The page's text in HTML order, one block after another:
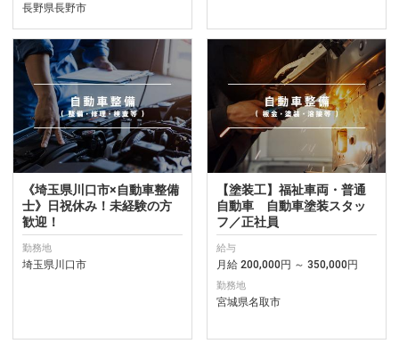
長野県長野市
《埼玉県川口市×自動車整備
士》日祝休み！未経験の方
歓迎！
勤務地
埼玉県川口市
【塗装工】福祉車両・普通
自動車 自動車塗装スタッ
フ／正社員
給与
月給 200,000円 ～ 350,000円
勤務地
宮城県名取市